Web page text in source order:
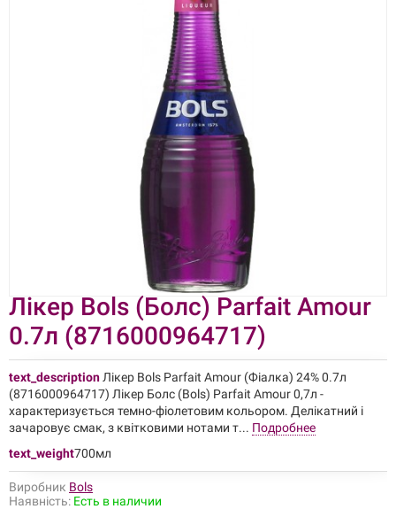
Лікер Bols (Болс) Parfait Amour
0.7л (8716000964717)
text_description Лікер Bols Parfait Amour (Фіалка) 24% 0.7л
(8716000964717) Лікер Болс (Bols) Parfait Amour 0,7л -
характеризується темно-фіолетовим кольором. Делікатний і
зачаровує смак, з квітковими нотами т... Подробнее
text_weight700мл
Виробник Bols
Наявність: Есть в наличии